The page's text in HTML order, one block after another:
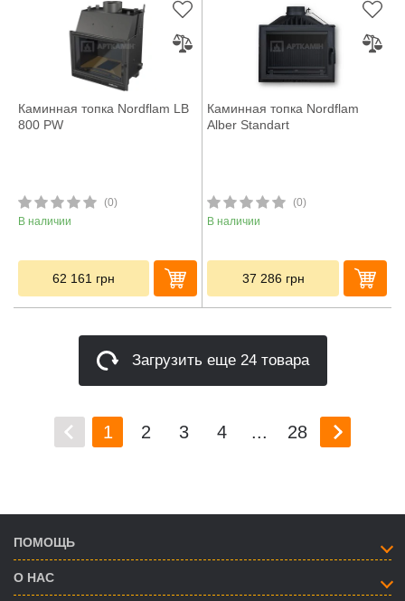
Каминная топка Nordflam LB
800 PW
(0)
В наличии
62 161 грн
Каминная топка Nordflam
Alber Standart
(0)
В наличии
37 286 грн
Загрузить еще 24 товара
1 2 3 4 ... 28
ПОМОЩЬ
О НАС